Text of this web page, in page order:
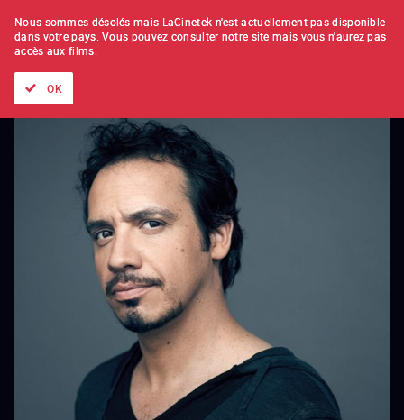
À L'UNITÉ ABONNEMENT
Nous sommes désolés mais LaCinetek n'est actuellement pas disponible
dans votre pays. Vous pouvez consulter notre site mais vous n'aurez pas
accès aux films.
OK